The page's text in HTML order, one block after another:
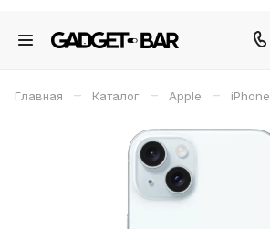
Главная – Каталог – Apple – iPhone